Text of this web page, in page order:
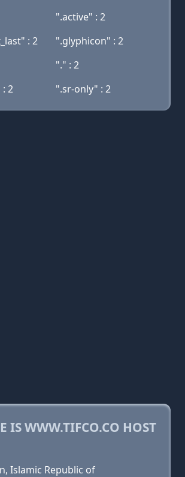
".active" : 2
: 2
".glyphicon" : 2
"." : 2
2
".sr-only" : 2
IS WWW.TIFCO.CO HOST
Islamic Republic of